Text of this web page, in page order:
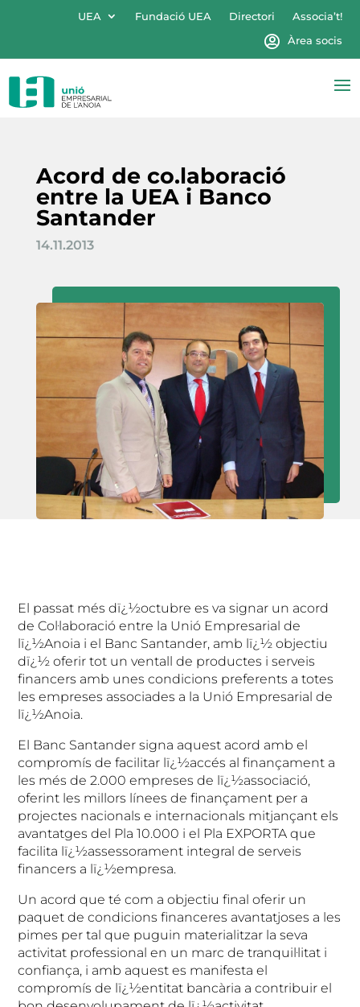
UEA Fundació UEA Directori
Associa’t!
Àrea socis
Acord de co.laboració
entre la UEA i Banco
Santander
14.11.2013
El passat més dï¿½octubre es va signar un acord
de Col·laboració entre la Unió Empresarial de
lï¿½Anoia i el Banc Santander, amb lï¿½ objectiu
dï¿½ oferir tot un ventall de productes i serveis
financers amb unes condicions preferents a totes
les empreses associades a la Unió Empresarial de
lï¿½Anoia.
El Banc Santander signa aquest acord amb el
compromís de facilitar lï¿½accés al finançament a
les més de 2.000 empreses de lï¿½associació,
oferint les millors línees de finançament per a
projectes nacionals e internacionals mitjançant els
avantatges del Pla 10.000 i el Pla EXPORTA que
facilita lï¿½assessorament integral de serveis
financers a lï¿½empresa.
Un acord que té com a objectiu final oferir un
paquet de condicions financeres avantatjoses a les
pimes per tal que puguin materialitzar la seva
activitat professional en un marc de tranquil·litat i
confiança, i amb aquest es manifesta el
compromís de lï¿½entitat bancària a contribuir el